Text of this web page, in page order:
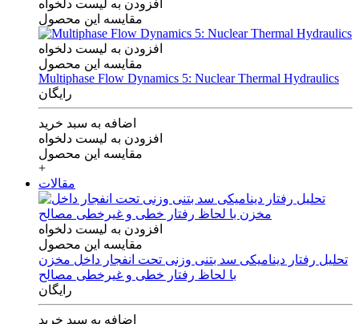
افزودن به لیست دلخواه
مقایسه این محصول
افزودن به لیست دلخواه
مقایسه این محصول
Multiphase Flow Dynamics 5: Nuclear Thermal Hydraulics
رایگان
اضافه به سبد خرید
افزودن به لیست دلخواه
مقایسه این محصول
+
مقالات
افزودن به لیست دلخواه
مقایسه این محصول
تحلیل رفتار دینامیکی سد بتنی وزنی تحت انفجار داخل مخزن
با لحاظ رفتار خطی و غیرخطی مصالح
رایگان
اضافه به سبد خرید